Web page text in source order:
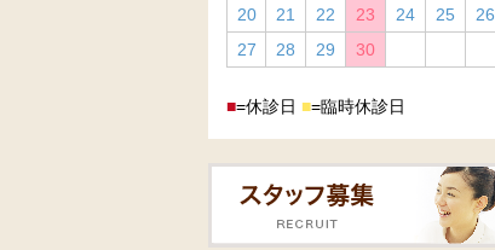
20
21 22 23 24 25
26
27
28 29 30
■=休診日 ■=臨時休診日